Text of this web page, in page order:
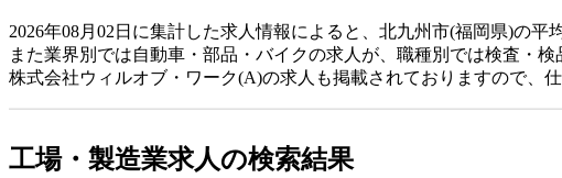
2026年08月02日に集計した求人情報によると、北九州市(福岡県)の平
また業界別では自動車・部品・バイクの求人が、職種別では検査・検
株式会社ウィルオブ・ワーク(A)の求人も掲載されておりますので、
工場・製造業求人の検索結果